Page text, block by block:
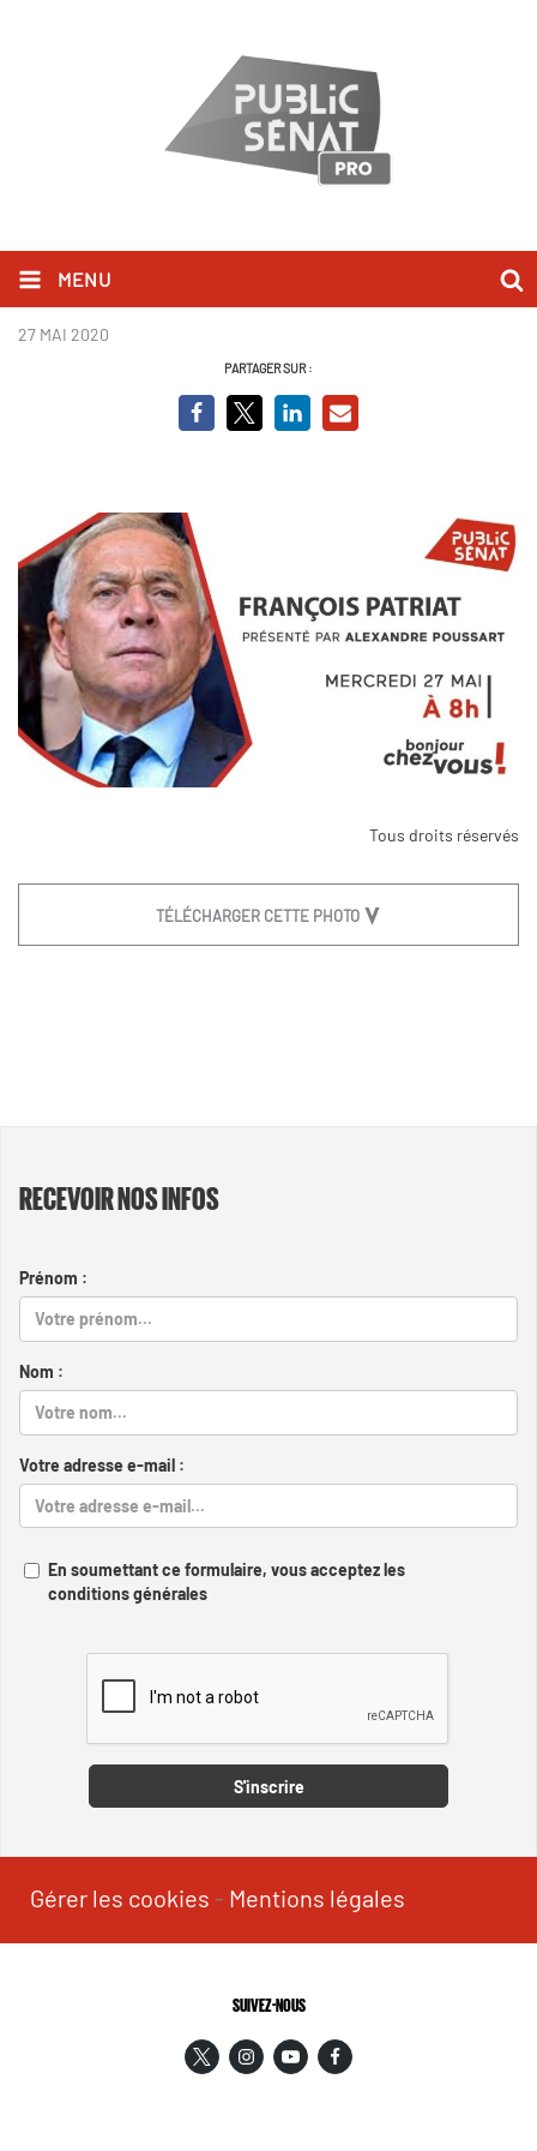
MENU
PATRIAT.JPG
27 MAI 2020
PARTAGER SUR :
Tous droits réservés
TÉLÉCHARGER CETTE PHOTO
RECEVOIR NOS INFOS
Prénom :
Nom :
Votre adresse e-mail :
En soumettant ce formulaire, vous acceptez les
conditions générales
S'inscrire
Gérer les cookies - Mentions légales
SUIVEZ-NOUS